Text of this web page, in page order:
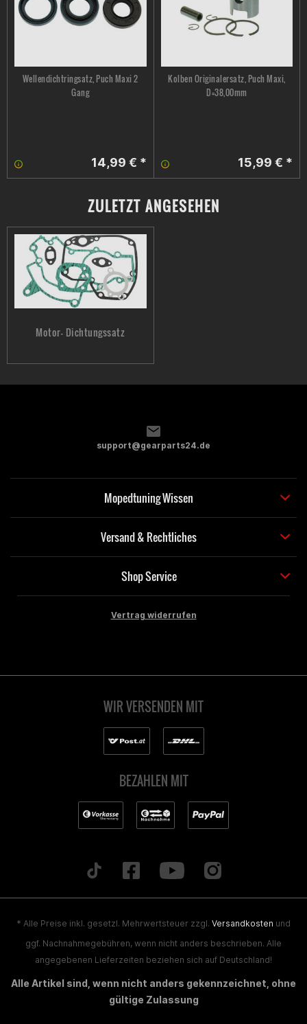
Wellendichtringsatz, Puch Maxi 2
Gang
14,99 € *
Kolben Originalersatz, Puch Maxi,
D=38,00mm
15,99 € *
ZULETZT ANGESEHEN
Motor- Dichtungssatz
support@gearparts24.de
Mopedtuning Wissen
Versand & Rechtliches
Shop Service
Vertrag widerrufen
WIR VERSENDEN MIT
BEZAHLEN MIT
* Alle Preise inkl. gesetzl. Mehrwertsteuer zzgl. Versandkosten und
ggf. Nachnahmegebühren, wenn nicht anders beschrieben. Alle
angegebenen Lieferzeiten beziehen sich auf Deutschland!
Alle Artikel sind, wenn nicht anders gekennzeichnet, ohne
gültige Zulassung